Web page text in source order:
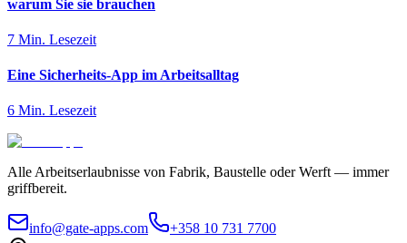
warum Sie sie brauchen
7 Min. Lesezeit
Eine Sicherheits-App im Arbeitsalltag
6 Min. Lesezeit
Alle Arbeitserlaubnisse von Fabrik, Baustelle oder Werft — immer
griffbereit.
info@gate-apps.com
+358 10 731 7700